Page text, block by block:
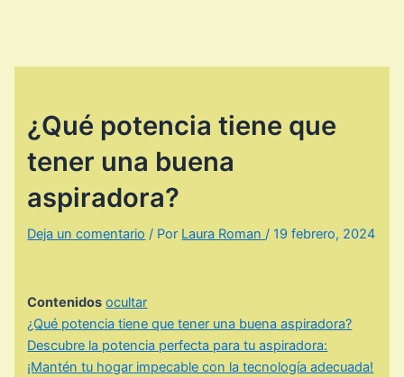
¿Qué potencia tiene que
tener una buena
aspiradora?
Deja un comentario / Por Laura Roman/19 febrero, 2024
Contenidos ocultar
¿Qué potencia tiene que tener una buena aspiradora?
Descubre la potencia perfecta para tu aspiradora:
¡Mantén tu hogar impecable con la tecnología adecuada!